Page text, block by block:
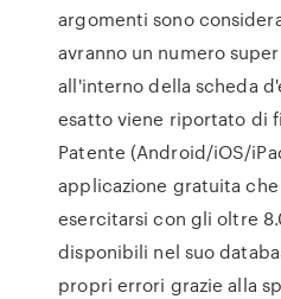
argomenti sono
avranno un numero
all'interno della scheda
esatto viene riportato di
Patente (Android/iOS/
applicazione gratuita
esercitarsi con gli oltre
disponibili nel suo
propri errori grazie alla